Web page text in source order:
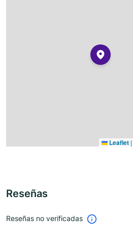
Leaflet |
Reseñas
Reseñas no verificadas